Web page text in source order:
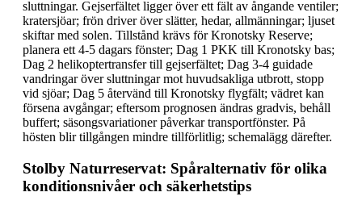
sluttningar. Gejserfältet ligger över ett fält av ångande ventiler;
kratersjöar; frön driver över slätter, hedar, allmänningar; ljuset
skiftar med solen. Tillstånd krävs för Kronotsky Reserve;
planera ett 4-5 dagars fönster; Dag 1 PKK till Kronotsky bas;
Dag 2 helikoptertransfer till gejserfältet; Dag 3-4 guidade
vandringar över sluttningar mot huvudsakliga utbrott, stopp
vid sjöar; Dag 5 återvänd till Kronotsky flygfält; vädret kan
försena avgångar; eftersom prognosen ändras gradvis, behåll
buffert; säsongsvariationer påverkar transportfönster. På
hösten blir tillgången mindre tillförlitlig; schemalägg därefter.
Stolby Naturreservat: Spåralternativ för olika
konditionsnivåer och säkerhetstips